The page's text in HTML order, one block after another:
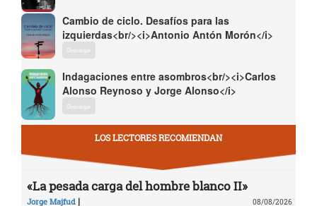
Cambio de ciclo. Desafíos para las
izquierdas<br/><i>Antonio Antón Morón</i>
Descargar
Indagaciones entre asombros<br/><i>Carlos
Alonso Reynoso y Jorge Alonso</i>
Descargar
LOS LECTORES RECOMIENDAN
«La pesada carga del hombre blanco II»
Jorge Majfud | 08/08/2026